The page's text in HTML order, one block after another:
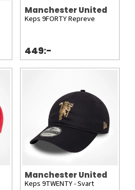
Manchester United
Keps 9FORTY Repreve
449:-
Manchester United
Keps 9TWENTY - Svart